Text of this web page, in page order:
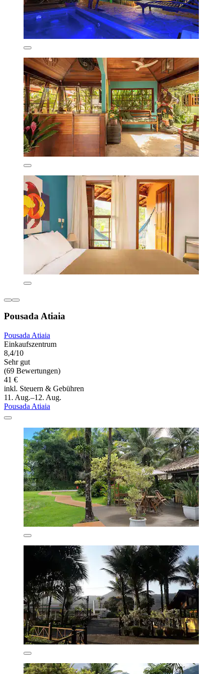
Pousada Atiaia
Pousada Atiaia
Einkaufszentrum
8,4/10
Sehr gut
(69 Bewertungen)
41 €
inkl. Steuern & Gebühren
11. Aug.–12. Aug.
Pousada Atiaia